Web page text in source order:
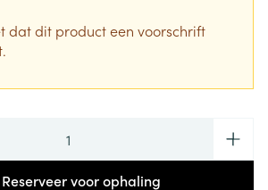
dat dit product een voorschrift
Reserveervoor ophaling